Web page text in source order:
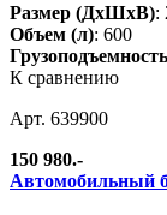
Размер (ДхШхВ):
Объем (л): 600
К сравнению
Арт. 639900
150 980.-
Автомобильный